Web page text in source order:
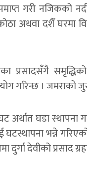
गरी नजिकको
अथवा दशैँ घरमा
प्रसादसँगै
गरिन्छ । जमराको
घडा स्थापना
भन्ने
दुर्गा देवीको प्रसाद